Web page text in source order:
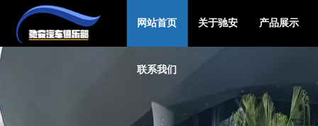
网站首页 关于驰安 产品展示
联系我们